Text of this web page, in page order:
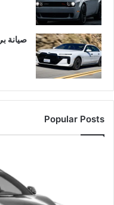
صيانة
Popular Posts